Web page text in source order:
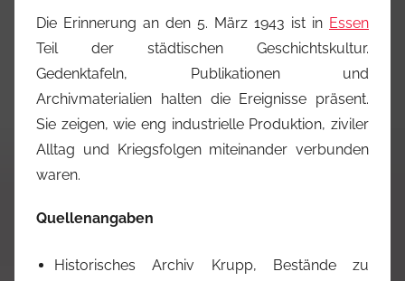
Die Erinnerung an den 5. März 1943 ist in Essen
Teil der städtischen Geschichtskultur.
Gedenktafeln, Publikationen und
Archivmaterialien halten die Ereignisse präsent.
Sie zeigen, wie eng industrielle Produktion, ziviler
Alltag und Kriegsfolgen miteinander verbunden
waren.
Quellenangaben
Historisches Archiv Krupp, Bestände zu